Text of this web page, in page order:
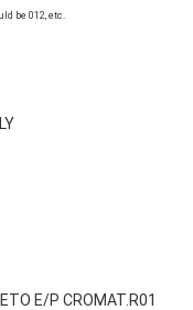
be 012, etc.
E/P CROMAT.R01